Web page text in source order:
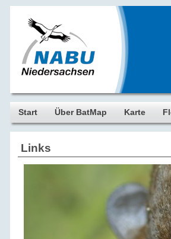
Start Über BatMap Karte
Links